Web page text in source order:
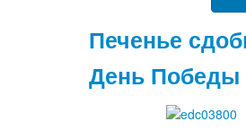
Печенье
День Победы